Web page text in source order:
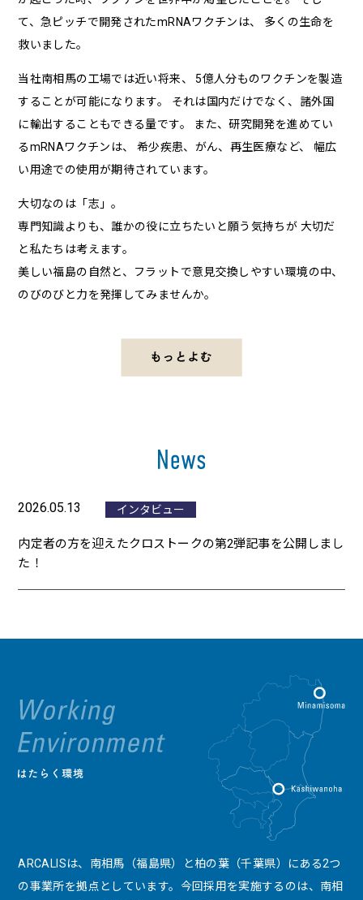
て、急ピッチで開発されたmRNAワクチンは、 多くの生命を
救いました。
当社南相馬の工場では近い将来、
5億人分ものワクチンを製造
することが可能になります。
それは国内だけでなく、諸外国
に輸出することもできる量です。
また、研究開発を進めてい
るmRNAワクチンは、 希少疾患、がん、再生医療など、
幅広
い用途での使用が期待されています。
大切なのは「志」。
専門知識よりも、誰かの役に立ちたいと願う気持ちが 大切だ
と私たちは考えます。
美しい福島の自然と、フラットで意見交換しやすい環境の中、
のびのびと力を発揮してみませんか。
2026.05.13 インタビュー
内定者の方を迎えたクロストークの第2弾記事を公開しまし
た！
ARCALISは、南相馬（福島県）と柏の葉（千葉県）にある2つ
の事業所を拠点としています。今回採用を実施するのは、南相